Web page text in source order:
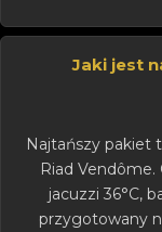
Jaki jest
Najtańszy pakiet
Riad
jacuzzi 36°C,
przygotowany